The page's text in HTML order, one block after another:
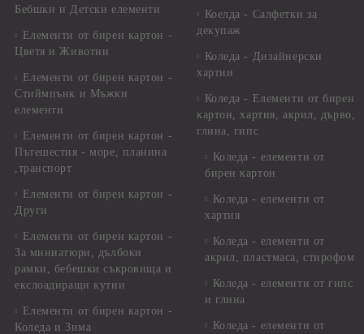
Бебшки и Детски елементи
Елементи от бирен картон -
Цветя и Животни
Елементи от бирен картон -
Стиймпънк и Мъжки
елементи
Елементи от бирен картон -
Пътешестия - море, планина
,транспорт
Елементи от бирен картон -
Други
Елементи от бирен картон -
За миниатюри, дълбоки
рамки, бебешки съкровища и
екслоадиращи кутии
Елементи от бирен картон -
Коледа и Зима
Коелда - Салфетки за
декупаж
Коледа - Дизайнерски
хартии
Коледа - Eлементи от бирен
картон, хартия, акрил, дърво,
глина, гипс
Коледа - елементи от
бирен картон
Коледа - елементи от
хартия
Коледа - елементи от
акрил, пластмаса, стирофом
Коледа - елементи от гипс
и глина
Коледа - елементи от